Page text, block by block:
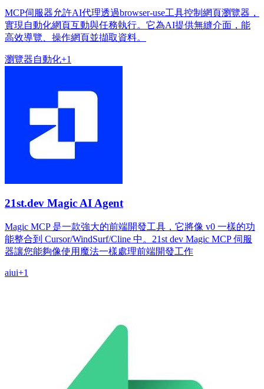
MCP伺服器允許AI代理透過browser-use工具控制網頁瀏覽器，
實現自動化網頁互動與任務執行。它為AI提供無縫介面，能
高效導覽、操作網頁並擷取資料。
瀏覽器自動化+1
21st.dev Magic AI Agent
Magic MCP 是一款強大的前端開發工具，它將像 v0 一樣的功
能整合到 Cursor/WindSurf/Cline 中。21st dev Magic MCP 伺服
器讓您能夠像使用魔法一樣處理前端開發工作
aiui+1